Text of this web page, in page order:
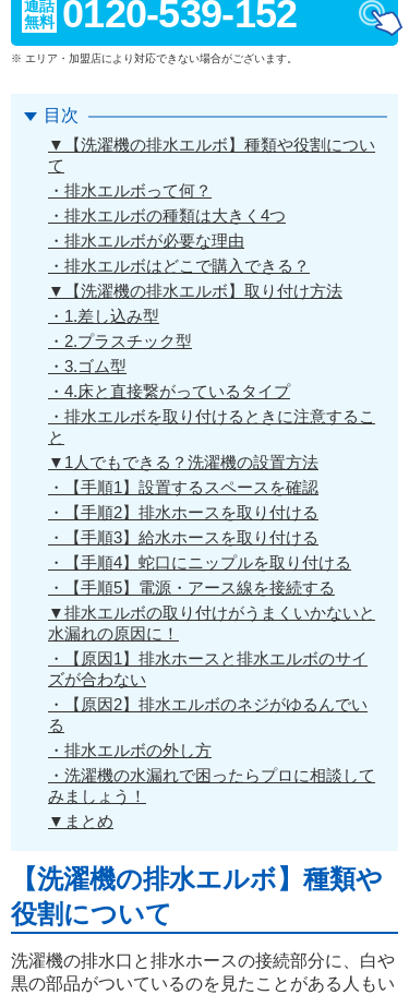
通話
無料 0120-539-152
※ エリア・加盟店により対応できない場合がございます。
目次
▼【洗濯機の排水エルボ】種類や役割につい
て
・排水エルボって何？
・排水エルボの種類は大きく4つ
・排水エルボが必要な理由
・排水エルボはどこで購入できる？
▼【洗濯機の排水エルボ】取り付け方法
・1.差し込み型
・2.プラスチック型
・3.ゴム型
・4.床と直接繋がっているタイプ
・排水エルボを取り付けるときに注意するこ
と
▼1人でもできる？洗濯機の設置方法
・【手順1】設置するスペースを確認
・【手順2】排水ホースを取り付ける
・【手順3】給水ホースを取り付ける
・【手順4】蛇口にニップルを取り付ける
・【手順5】電源・アース線を接続する
▼排水エルボの取り付けがうまくいかないと
水漏れの原因に！
・【原因1】排水ホースと排水エルボのサイ
ズが合わない
・【原因2】排水エルボのネジがゆるんでい
る
・排水エルボの外し方
・洗濯機の水漏れで困ったらプロに相談して
みましょう！
▼まとめ
【洗濯機の排水エルボ】種類や
役割について
洗濯機の排水口と排水ホースの接続部分に、白や
黒の部品がついているのを見たことがある人もい